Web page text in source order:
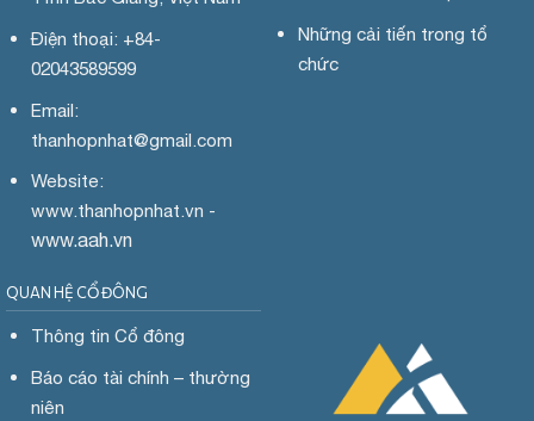
Điện thoại: +84-
02043589599
Email:
thanhopnhat@gmail.com
Website:
www.thanhopnhat.vn -
www.aah.vn
Những cải tiến trong tổ
chức
QUAN HỆ CỔ ĐÔNG
Thông tin Cổ đông
Báo cáo tài chính – thường
niên